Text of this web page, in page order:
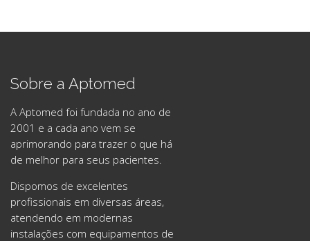
Sobre a Aptomed
A Aptomed foi fundada no ano de
2001 e a cada ano vem se
aprimorando para trazer o que há
de melhor para seus pacientes.
Dispomos de excelentes
profissionais em diversas áreas,
atendendo em modernas
instalações com equipamentos de